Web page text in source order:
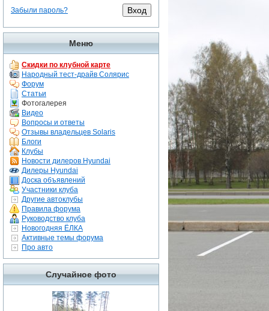
Забыли пароль?
Меню
Скидки по клубной карте
Народный тест-драйв Солярис
Форум
Статьи
Фотогалерея
Видео
Вопросы и ответы
Отзывы владельцев Solaris
Блоги
Клубы
Новости дилеров Hyundai
Дилеры Hyundai
Доска объявлений
Участники клуба
Другие автоклубы
Правила форума
Руководство клуба
Новогодняя ЁЛКА
Активные темы форума
Про авто
Случайное фото